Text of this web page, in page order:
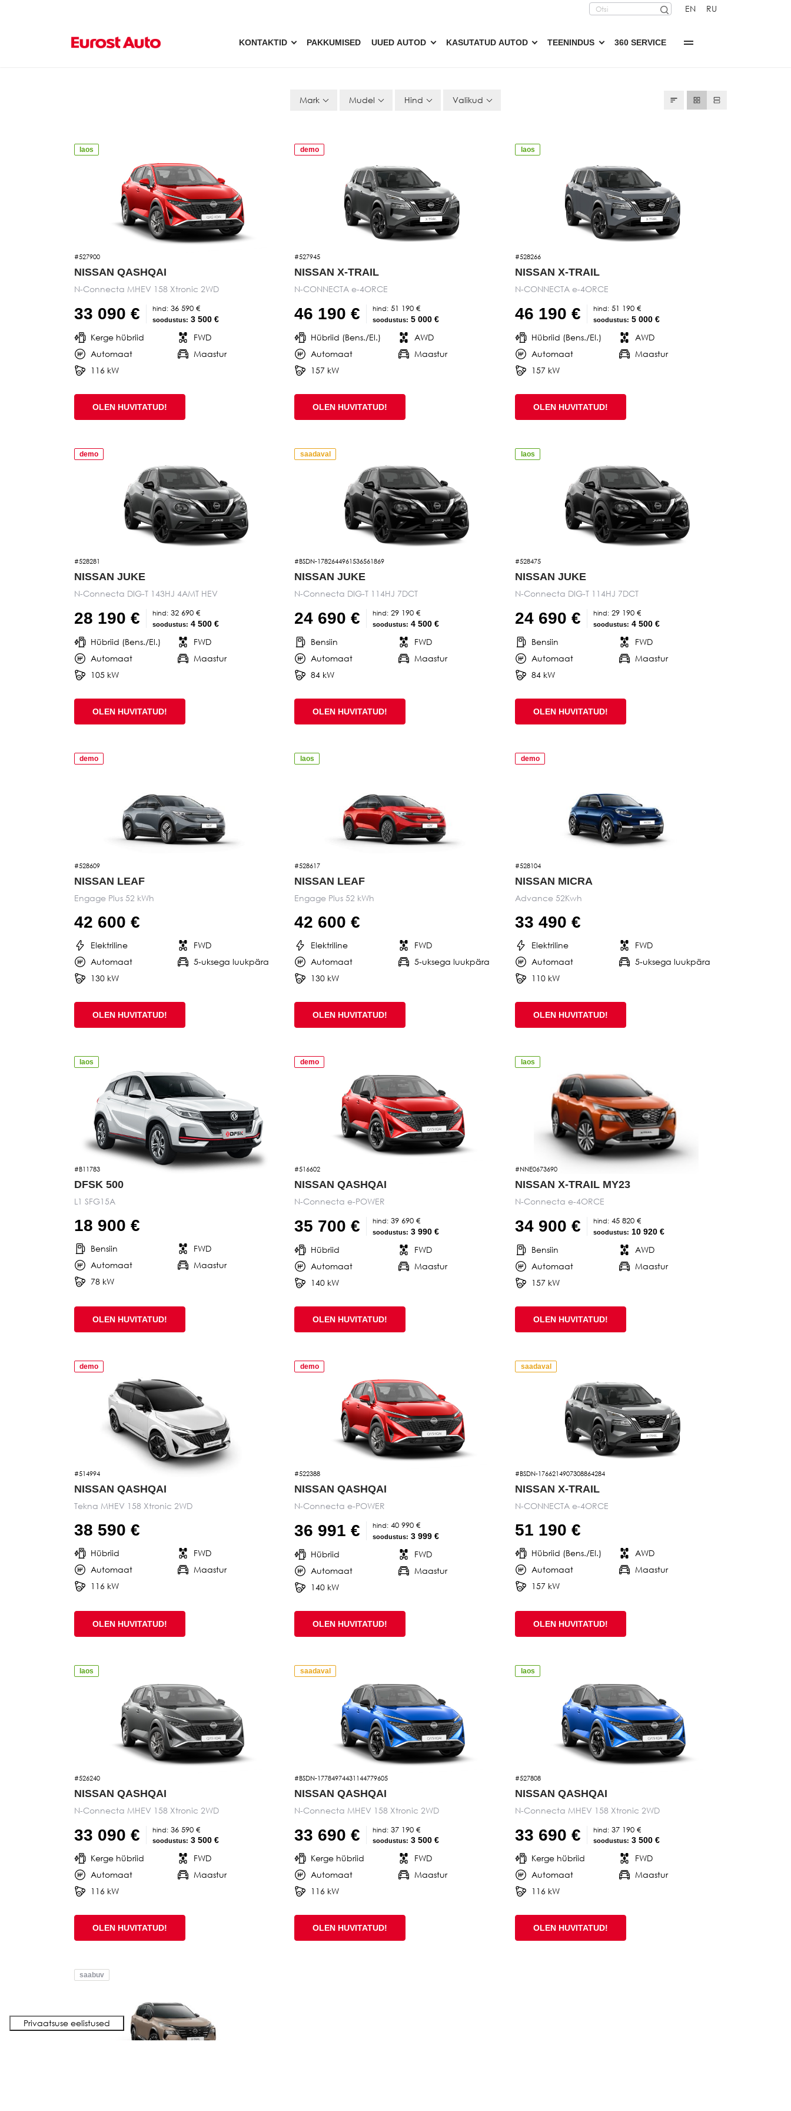
KONTAKTID PAKKUMISED UUED AUTOD KASUTATUD AUTOD TEENINDUS 360 SERVICE
EN RU
Mark Mudel Hind Valikud
laos
#527900
NISSAN QASHQAI
N-Connecta MHEV 158 Xtronic 2WD
33 090 € hind: 36 590 €
soodustus: 3 500 €
Kerge hübriid
FWD
Automaat
Maastur
116 kW
OLEN HUVITATUD!
demo
#527945
NISSAN X-TRAIL
N-CONNECTA e-4ORCE
46 190 € hind: 51 190 €
soodustus: 5 000 €
Hübriid (Bens./El.)
AWD
Automaat
Maastur
157 kW
OLEN HUVITATUD!
laos
#528266
NISSAN X-TRAIL
N-CONNECTA e-4ORCE
46 190 € hind: 51 190 €
soodustus: 5 000 €
Hübriid (Bens./El.)
AWD
Automaat
Maastur
157 kW
OLEN HUVITATUD!
demo
#528281
NISSAN JUKE
N-Connecta DIG-T 143HJ 4AMT HEV
28 190 € hind: 32 690 €
soodustus: 4 500 €
Hübriid (Bens./El.)
FWD
Automaat
Maastur
105 kW
OLEN HUVITATUD!
saadaval
#BSDN-1782644961536561869
NISSAN JUKE
N-Connecta DIG-T 114HJ 7DCT
24 690 € hind: 29 190 €
soodustus: 4 500 €
Bensiin
FWD
Automaat
Maastur
84 kW
OLEN HUVITATUD!
laos
#528475
NISSAN JUKE
N-Connecta DIG-T 114HJ 7DCT
24 690 € hind: 29 190 €
soodustus: 4 500 €
Bensiin
FWD
Automaat
Maastur
84 kW
OLEN HUVITATUD!
demo
#528609
NISSAN LEAF
Engage Plus 52 kWh
42 600 €
Elektriline
FWD
Automaat
5-uksega luukpära
130 kW
OLEN HUVITATUD!
laos
#528617
NISSAN LEAF
Engage Plus 52 kWh
42 600 €
Elektriline
FWD
Automaat
5-uksega luukpära
130 kW
OLEN HUVITATUD!
demo
#528104
NISSAN MICRA
Advance 52Kwh
33 490 €
Elektriline
FWD
Automaat
5-uksega luukpära
110 kW
OLEN HUVITATUD!
laos
#B11783
DFSK 500
L1 SFG15A
18 900 €
Bensiin
FWD
Automaat
Maastur
78 kW
OLEN HUVITATUD!
demo
#516602
NISSAN QASHQAI
N-Connecta e-POWER
35 700 € hind: 39 690 €
soodustus: 3 990 €
Hübriid
FWD
Automaat
Maastur
140 kW
OLEN HUVITATUD!
laos
#NNE0673690
NISSAN X-TRAIL MY23
N-Connecta e-4ORCE
34 900 € hind: 45 820 €
soodustus: 10 920 €
Bensiin
AWD
Automaat
Maastur
157 kW
OLEN HUVITATUD!
demo
#514994
NISSAN QASHQAI
Tekna MHEV 158 Xtronic 2WD
38 590 €
Hübriid
FWD
Automaat
Maastur
116 kW
OLEN HUVITATUD!
demo
#522388
NISSAN QASHQAI
N-Connecta e-POWER
36 991 € hind: 40 990 €
soodustus: 3 999 €
Hübriid
FWD
Automaat
Maastur
140 kW
OLEN HUVITATUD!
saadaval
#BSDN-1766214907308864284
NISSAN X-TRAIL
N-CONNECTA e-4ORCE
51 190 €
Hübriid (Bens./El.)
AWD
Automaat
Maastur
157 kW
OLEN HUVITATUD!
laos
#526240
NISSAN QASHQAI
N-Connecta MHEV 158 Xtronic 2WD
33 090 € hind: 36 590 €
soodustus: 3 500 €
Kerge hübriid
FWD
Automaat
Maastur
116 kW
OLEN HUVITATUD!
saadaval
#BSDN-17784974431144779605
NISSAN QASHQAI
N-Connecta MHEV 158 Xtronic 2WD
33 690 € hind: 37 190 €
soodustus: 3 500 €
Kerge hübriid
FWD
Automaat
Maastur
116 kW
OLEN HUVITATUD!
laos
#527808
NISSAN QASHQAI
N-Connecta MHEV 158 Xtronic 2WD
33 690 € hind: 37 190 €
soodustus: 3 500 €
Kerge hübriid
FWD
Automaat
Maastur
116 kW
OLEN HUVITATUD!
saabuv